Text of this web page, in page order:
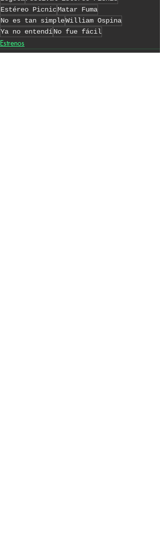
Estéreo PicnicMatar Fuma
No es tan simpleWilliam Ospina
Ya no entendíNo fue fácil
Estrenos